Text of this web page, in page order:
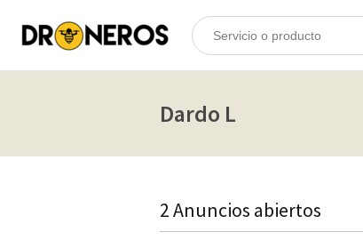
Dardo L
2 Anuncios abiertos